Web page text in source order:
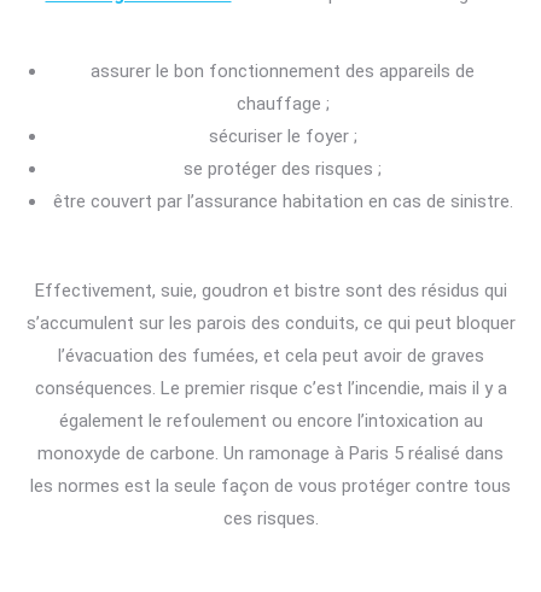
assurer le bon fonctionnement des appareils de
chauffage ;
sécuriser le foyer ;
se protéger des risques ;
être couvert par l’assurance habitation en cas de sinistre.
Effectivement, suie, goudron et bistre sont des résidus qui
s’accumulent sur les parois des conduits, ce qui peut bloquer
l’évacuation des fumées, et cela peut avoir de graves
conséquences. Le premier risque c’est l’incendie, mais il y a
également le refoulement ou encore l’intoxication au
monoxyde de carbone. Un ramonage à Paris 5 réalisé dans
les normes est la seule façon de vous protéger contre tous
ces risques.